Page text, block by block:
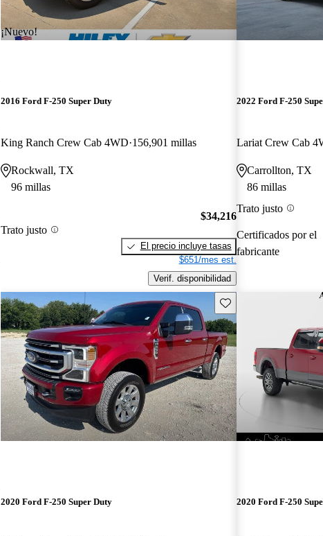
¡Nuevo!
2016 Ford F-250 Super Duty
King Ranch Crew Cab 4WD 156,901 millas
Rockwall, TX
96 millas
Trato justo
$34,216
El precio incluye tasas
$651/mes est.
Verif. disponibilidad
2022 Ford F-250
Lariat Crew Cab
Carrollton, TX
86 millas
Trato justo
Certificados por el
fabricante
Guarda este Aviso
2020 Ford F-250 Super Duty 2020 Ford F-250